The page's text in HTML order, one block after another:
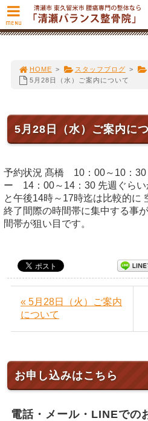
HOME > スタッフブログ >
5月28日（水）ご案内について
5月28日（水）ご案内に
予約状況 髙橋 10：00～10：
ー 14：00～14：30 先週ぐらい
と午後14時～17時迄は比較的に
終了間際の時間帯に集中する事
間帯が狙い目です。
« 5月28日（火）ご案内
について
お申し込みはこちら
電話・メール・LINEでの
MENU